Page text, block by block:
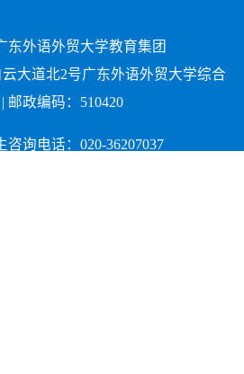
东外语外贸大学教育集团
大道北2号广东外语外贸大学综合
邮政编码：510420
咨询电话：020-36207037